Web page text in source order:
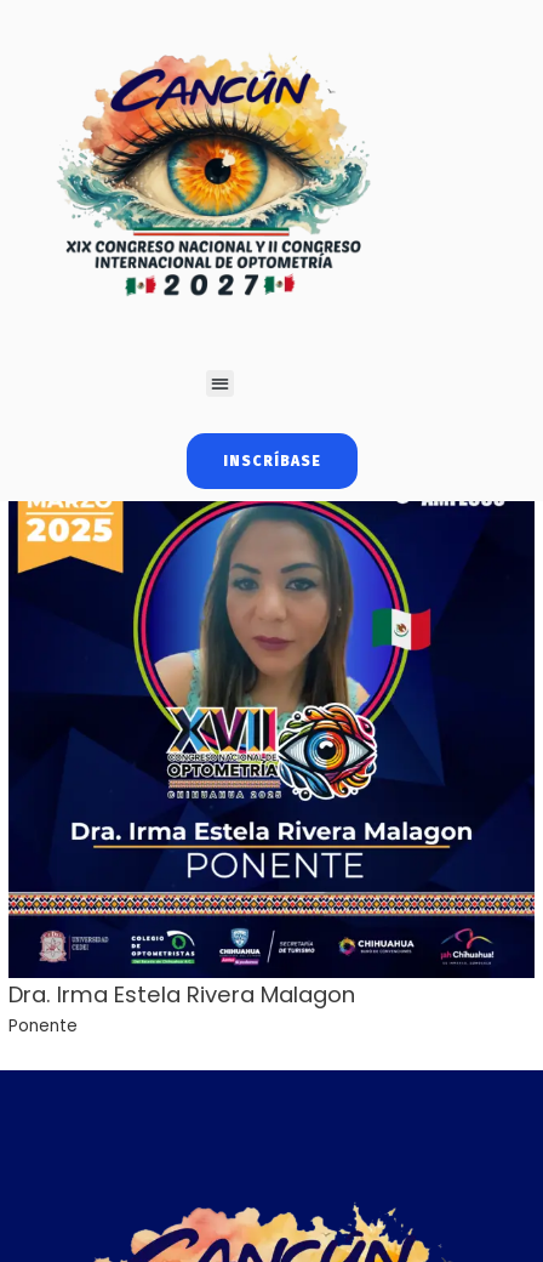
INSCRÍBASE
Dra. Irma Estela Rivera Malagon
Ponente